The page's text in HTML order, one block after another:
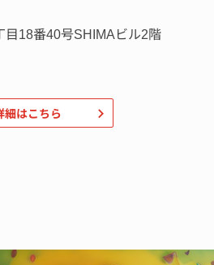
18番40号SHIMAビル2階
細はこちら